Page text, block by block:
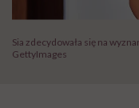
Sia zdecydowała się na
GettyImages